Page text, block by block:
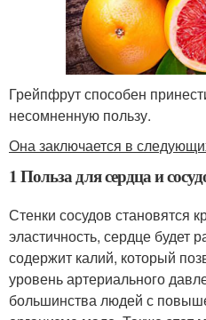
Грейпфрут способен
несомненную пользу.
Она заключается в
1 Польза для сердца и
Стенки сосудов становятся
эластичность, сердце будет
содержит калий, который
уровень артериального
большинства людей с